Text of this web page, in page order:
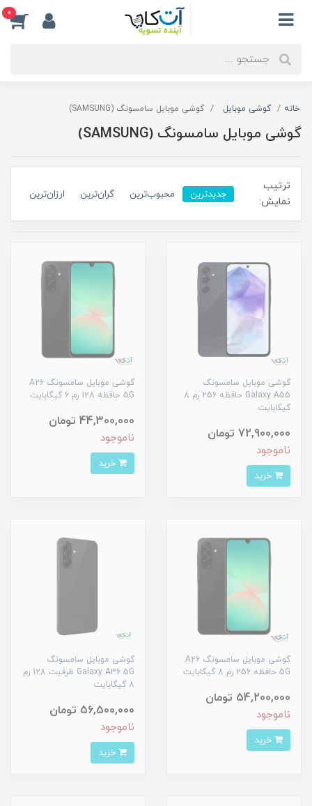
0
خانه گوشی موبایل گوشی موبایل سامسونگ (SAMSUNG)
گوشی موبایل سامسونگ (SAMSUNG)
ترتیب
نمایش:
جدیدترین محبوب‌ترین گران‌ترین ارزان‌ترین
گوشی موبایل سامسونگ
Galaxy A55 حافظه 256 رم 8
گیگابایت
72,900,000 تومان
ناموجود
گوشی موبایل سامسونگ A26
5G حافظه 128 رم 6 گیگابایت
44,300,000 تومان
ناموجود
گوشی موبایل سامسونگ A26
5G حافظه 256 رم 8 گیگابایت
54,200,000 تومان
ناموجود
گوشی موبایل سامسونگ
Galaxy A36 5G ظرفیت 128 رم
8 گیگابایت
56,500,000 تومان
ناموجود